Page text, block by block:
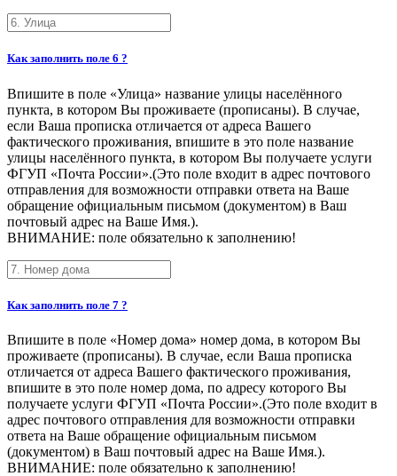
Как заполнить поле 6 ?
Впишите в поле «Улица» название улицы населённого
пункта, в котором Вы проживаете (прописаны). В случае,
если Ваша прописка отличается от адреса Вашего
фактического проживания, впишите в это поле название
улицы населённого пункта, в котором Вы получаете услуги
ФГУП «Почта России».(Это поле входит в адрес почтового
отправления для возможности отправки ответа на Ваше
обращение официальным письмом (документом) в Ваш
почтовый адрес на Ваше Имя.).
ВНИМАНИЕ: поле обязательно к заполнению!
Как заполнить поле 7 ?
Впишите в поле «Номер дома» номер дома, в котором Вы
проживаете (прописаны). В случае, если Ваша прописка
отличается от адреса Вашего фактического проживания,
впишите в это поле номер дома, по адресу которого Вы
получаете услуги ФГУП «Почта России».(Это поле входит в
адрес почтового отправления для возможности отправки
ответа на Ваше обращение официальным письмом
(документом) в Ваш почтовый адрес на Ваше Имя.).
ВНИМАНИЕ: поле обязательно к заполнению!